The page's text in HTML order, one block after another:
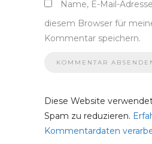
Name, E-Mail-
diesem Browser für
Kommentar speichern.
Diese Website
Spam zu reduzieren.
Kommentardaten